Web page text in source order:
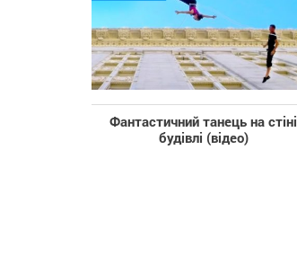
Фантастичний танець на стіні
будівлі (відео)